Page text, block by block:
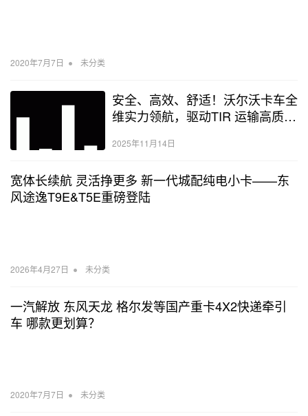
2020年7月7日 • 未分类
安全、高效、舒适！沃尔沃卡车全
维实力领航，驱动TIR 运输高质量
2025年11月14日
宽体长续航 灵活挣更多 新一代城配纯电小卡——东
风途逸T9E&T5E重磅登陆
2026年4月27日 • 未分类
一汽解放 东风天龙 格尔发等国产重卡4X2快递牵引
车 哪款更划算？
2020年7月7日 • 未分类